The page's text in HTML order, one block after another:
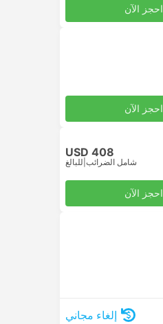
احجز الآن
احجز الآن
USD 408
شامل الضرائب للبالغ
احجز الآن
إلغاء مجاني